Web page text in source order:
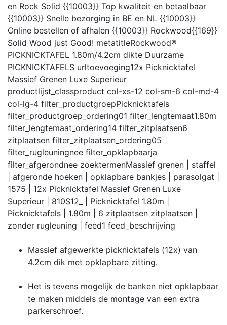
en Rock Solid {{10003}} Top kwaliteit en betaalbaar
{{10003}} Snelle bezorging in BE en NL {{10003}}
Online bestellen of afhalen {{10003}} Rockwood{{169}}
Solid Wood just Good! metatitleRockwood®
PICKNICKTAFEL 1.80m/4.2cm dikte Duurzame
PICKNICKTAFELS urltoevoeging12x Picknicktafel
Massief Grenen Luxe Superieur
productlijst_classproduct col-xs-12 col-sm-6 col-md-4
col-lg-4 filter_productgroepPicknicktafels
filter_productgroep_ordering01 filter_lengtemaat1.80m
filter_lengtemaat_ordering14 filter_zitplaatsen6
zitplaatsen filter_zitplaatsen_ordering05
filter_rugleuningnee filter_opklapbaarja
filter_afgerondnee zoektermenMassief grenen | staffel
| afgeronde hoeken | opklapbare bankjes | parasolgat |
1575 | 12x Picknicktafel Massief Grenen Luxe
Superieur | 810S12_ | Picknicktafel 1.80m |
Picknicktafels | 1.80m | 6 zitplaatsen zitplaatsen |
zonder rugleuning |
feed1 feed_beschrijving
Massief afgewerkte picknicktafels (12x) van
4.2cm dik met opklapbare zitting.
Het is tevens mogelijk de banken niet opklapbaar
te maken middels de montage van een extra
parkerschroef.